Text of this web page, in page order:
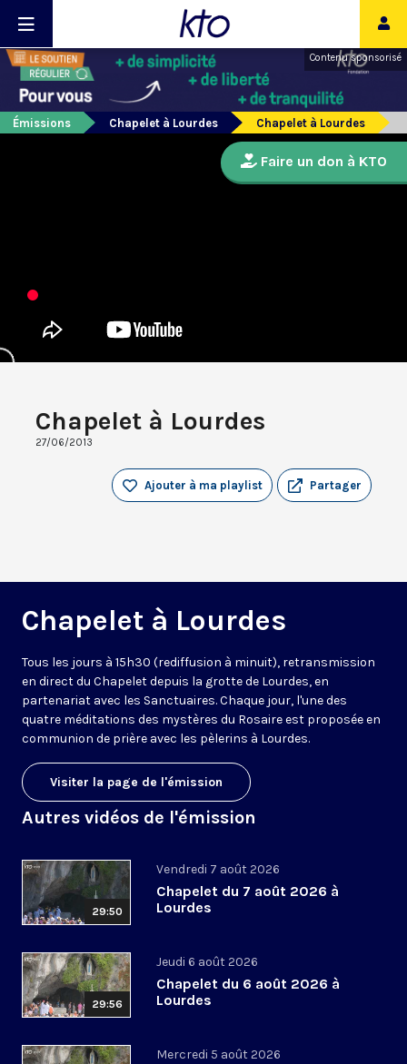
Contenu sponsorisé
Émissions Chapelet à Lourdes Chapelet à Lourdes
Chapelet à Lourdes
27/06/2013
Partager
Ajouter à ma playlist
Chapelet à Lourdes
Tous les jours à 15h30 (rediffusion à minuit), retransmission
en direct du Chapelet depuis la grotte de Lourdes, en
partenariat avec les Sanctuaires. Chaque jour, l'une des
quatre méditations des mystères du Rosaire est proposée en
communion de prière avec les pèlerins à Lourdes.
Visiter la page de l'émission
Autres vidéos de l'émission
29:50
Vendredi 7 août 2026
Chapelet du 7 août 2026 à
Lourdes
29:56
Jeudi 6 août 2026
Chapelet du 6 août 2026 à
Lourdes
Mercredi 5 août 2026
Faire un don à KTO